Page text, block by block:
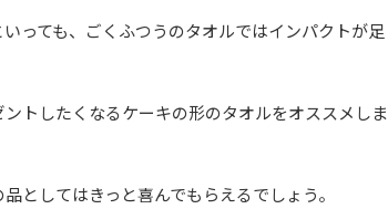
っても、ごくふつうのタオルではインパクトが足
トしたくなるケーキの形のタオルをオススメしま
としてはきっと喜んでもらえるでしょう。